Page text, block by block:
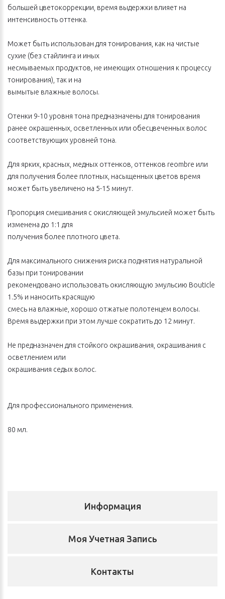
большей цветокоррекции, время выдержки влияет на
интенсивность оттенка.
Может быть использован для тонирования, как на чистые
сухие (без стайлинга и иных
несмываемых продуктов, не имеющих отношения к процессу
тонирования), так и на
вымытые влажные волосы.
Отенки 9-10 уровня тона предназначены для тонирования
ранее окрашенных, осветленных или обесцвеченных волос
соответствующих уровней тона.
Для ярких, красных, медных оттенков, оттенков reombre или
для получения более плотных, насыщенных цветов время
может быть увеличено на 5-15 минут.
Пропорция смешивания с окисляющей эмульсией может быть
изменена до 1:1 для
получения более плотного цвета.
Для максимального снижения риска поднятия натуральной
базы при тонировании
рекомендовано использовать окисляющую эмульсию Bouticle
1.5% и наносить красящую
смесь на влажные, хорошо отжатые полотенцем волосы.
Время выдержки при этом лучше сократить до 12 минут.
Не предназначен для стойкого окрашивания, окрашивания с
осветлением или
окрашивания седых волос.
Для профессионального применения.
80 мл.
Информация
Моя Учетная Запись
Контакты